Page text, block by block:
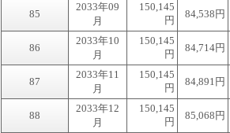
85
2033年09
月
150,145
円
84,538円
86
2033年10
月
150,145
円
84,714円
87
2033年11
月
150,145
円
84,891円
88
2033年12
月
150,145
円
85,068円